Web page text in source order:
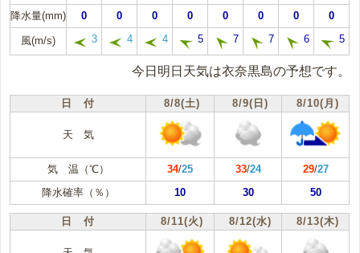
降水量(mm)
0 0 0 0 0 0 0 0
風(m/s) 3 4 4 5 7 7 6 5
今日明日天気は衣奈黒島の予想です。
日 付 8/8(土) 8/9(日) 8/10(月)
天 気
気 温（℃） 34/25 33/24 29/27
降水確率（％）
10 30 50
日 付 8/11(火) 8/12(水) 8/13(木)